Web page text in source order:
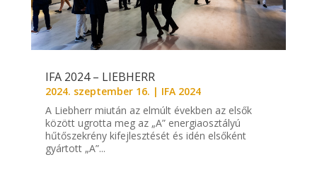
IFA 2024 – LIEBHERR
2024. szeptember 16. | IFA 2024
A Liebherr miután az elmúlt években az elsők
között ugrotta meg az „A” energiaosztályú
hűtőszekrény kifejlesztését és idén elsőként
gyártott „A”...